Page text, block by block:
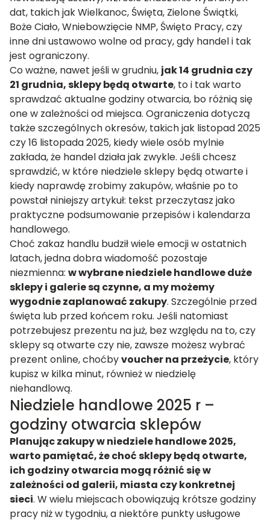
dat, takich jak Wielkanoc, Święta, Zielone Świątki,
Boże Ciało, Wniebowzięcie NMP, Święto Pracy, czy
inne dni ustawowo wolne od pracy, gdy handel i tak
jest ograniczony.
Co ważne, nawet jeśli w grudniu, jak 14 grudnia czy
21 grudnia, sklepy będą otwarte, to i tak warto
sprawdzać aktualne godziny otwarcia, bo różnią się
one w zależności od miejsca. Ograniczenia dotyczą
także szczególnych okresów, takich jak listopad 2025
czy 16 listopada 2025, kiedy wiele osób mylnie
zakłada, że handel działa jak zwykle. Jeśli chcesz
sprawdzić, w które niedziele sklepy będą otwarte i
kiedy naprawdę zrobimy zakupów, właśnie po to
powstał niniejszy artykuł: tekst przeczytasz jako
praktyczne podsumowanie przepisów i kalendarza
handlowego.
Choć zakaz handlu budził wiele emocji w ostatnich
latach, jedna dobra wiadomość pozostaje
niezmienna: w wybrane niedziele handlowe duże
sklepy i galerie są czynne, a my możemy
wygodnie zaplanować zakupy. Szczególnie przed
święta lub przed końcem roku. Jeśli natomiast
potrzebujesz prezentu na już, bez względu na to, czy
sklepy są otwarte czy nie, zawsze możesz wybrać
prezent online, choćbyvoucher na przeżycie, który
kupisz w kilka minut, również w niedzielę
niehandlową.
Niedziele handlowe 2025 r –
godziny otwarcia sklepów
Planując zakupy w niedziele handlowe 2025,
warto pamiętać, że choć sklepy będą otwarte,
ich godziny otwarcia mogą różnić się w
zależności od galerii, miasta czy konkretnej
sieci. W wielu miejscach obowiązują krótsze godziny
pracy niż w tygodniu, a niektóre punkty usługowe